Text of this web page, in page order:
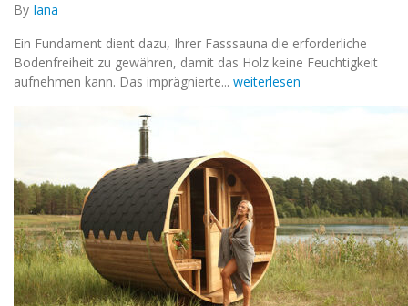
By Iana
Ein Fundament dient dazu, Ihrer Fasssauna die erforderliche
Bodenfreiheit zu gewähren, damit das Holz keine Feuchtigkeit
aufnehmen kann. Das imprägnierte... weiterlesen